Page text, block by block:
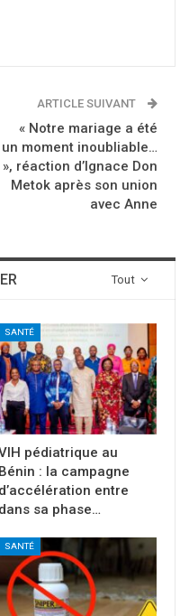
ARTICLE SUIVANT
« Notre mariage a été
un moment inoubliable…
», réaction d’Ignace Don
Metok après son union
avec Anne
Tout
SANTÉ
pédiatrique au
Bénin : la campagne
d’accélération entre
dans sa phase…
SANTÉ